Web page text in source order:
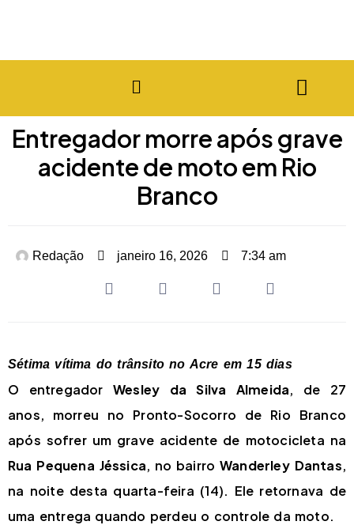
Entregador morre após grave
acidente de moto em Rio
Branco
Redação janeiro 16, 2026 7:34 am
Sétima vítima do trânsito no Acre em 15 dias
O entregador Wesley da Silva Almeida, de 27
anos, morreu no Pronto-Socorro de Rio Branco
após sofrer um grave acidente de motocicleta na
Rua Pequena Jéssica, no bairroWanderley Dantas,
na noite desta quarta-feira (14). Ele retornava de
uma entrega quando perdeu o controle da moto.